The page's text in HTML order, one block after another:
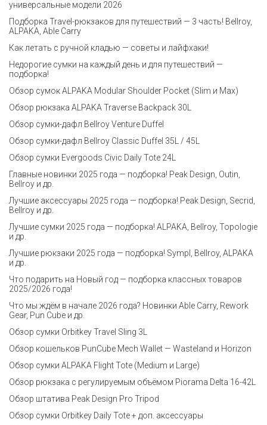
универсальные модели 2026
Подборка Travel-рюкзаков для путешествий — 3 часть! Bellroy,
ALPAKA, Able Carry
Как летать с ручной кладью — советы и лайфхаки!
Недорогие сумки на каждый день и для путешествий —
подборка!
Обзор сумок ALPAKA Modular Shoulder Pocket (Slim и Max)
Обзор рюкзака ALPAKA Traverse Backpack 30L
Обзор сумки-дафл Bellroy Venture Duffel
Обзор сумки-дафл Bellroy Classic Duffel 35L / 45L
Обзор сумки Evergoods Civic Daily Tote 24L
Главные новинки 2025 года — подборка! Peak Design, Outin,
Bellroy и др.
Лучшие аксессуары 2025 года — подборка! Peak Design, Secrid,
Bellroy и др.
Лучшие сумки 2025 года — подборка! ALPAKA, Bellroy, Topologie
и др.
Лучшие рюкзаки 2025 года — подборка! Sympl, Bellroy, ALPAKA
и др.
Что подарить на Новый год — подборка классных товаров
2025/2026 года!
Что мы ждём в начале 2026 года? Новинки Able Carry, Rework
Gear, Pun Cube и др.
Обзор сумки Orbitkey Travel Sling 3L
Обзор кошельков PunCube Mech Wallet — Wasteland и Horizon
Обзор сумки ALPAKA Flight Tote (Medium и Large)
Обзор рюкзака с регулируемым объёмом Piorama Delta 16-42L
Обзор штатива Peak Design Pro Tripod
Обзор сумки Orbitkey Daily Tote + доп. аксессуары